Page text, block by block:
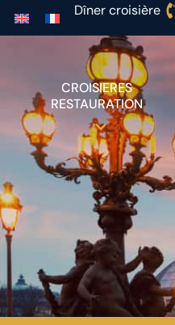
Dîner croisière
CROISIERES
RESTAURATION